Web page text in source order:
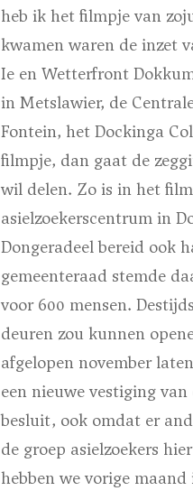
heb ik het filmpje van
kwamen waren de inzet
Ie en Wetterfront
in Metslawier, de
Fontein, het Dockinga
filmpje, dan gaat de
wil delen. Zo is in het
asielzoekerscentrum in
Dongeradeel bereid ook
gemeenteraad stemde
voor 600 mensen.
deuren zou kunnen
afgelopen november
een nieuwe vestiging
besluit, ook omdat er
de groep asielzoekers
hebben we vorige